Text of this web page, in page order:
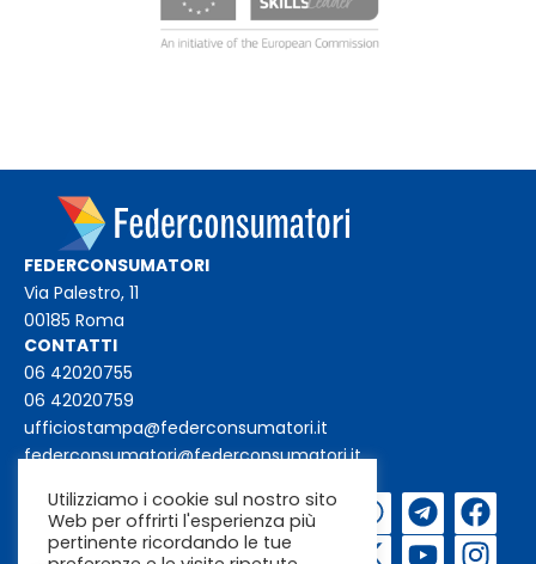
FEDERCONSUMATORI
Via Palestro, 11
00185 Roma
CONTATTI
06 42020755
06 42020759
ufficiostampa@federconsumatori.it
federconsumatori@federconsumatori.it
Iscriviti alla
newsletter
Utilizziamo i cookie sul nostro sito
Web per offrirti l'esperienza più
pertinente ricordando le tue